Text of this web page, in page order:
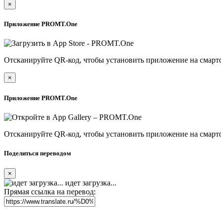
×
Приложение PROMT.One
Отсканируйте QR-код, чтобы установить приложение на
×
Приложение PROMT.One
Отсканируйте QR-код, чтобы установить приложение на
Поделиться переводом
×
идет загрузка...
Прямая ссылка на перевод: